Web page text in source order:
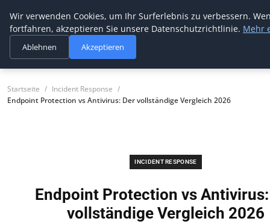
cidres security
Professioneller Schutz für Ihre IT
Startseite
Incident Response
Endpoint Protection vs Antivirus: Der vollständige Vergleich 2026
INCIDENT RESPONSE
Endpoint Protection vs
vollständige Vergleich 2026
Wir verwenden Cookies, um Ihr Surferlebnis zu verbessern.
fortfahren, akzeptieren Sie unsere Datenschutzrichtlinie. Mehr
Ablehnen Akzeptieren